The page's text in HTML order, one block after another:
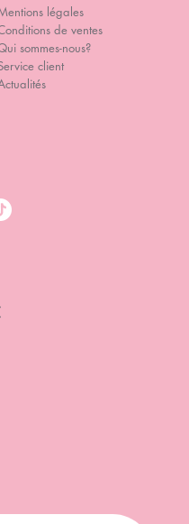
légales
de ventes
sommes-nous?
client